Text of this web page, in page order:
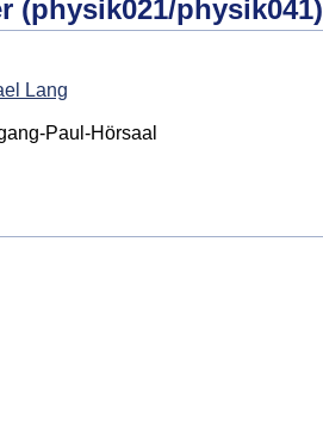
(physik021/physik041)
Lang
Paul-Hörsaal